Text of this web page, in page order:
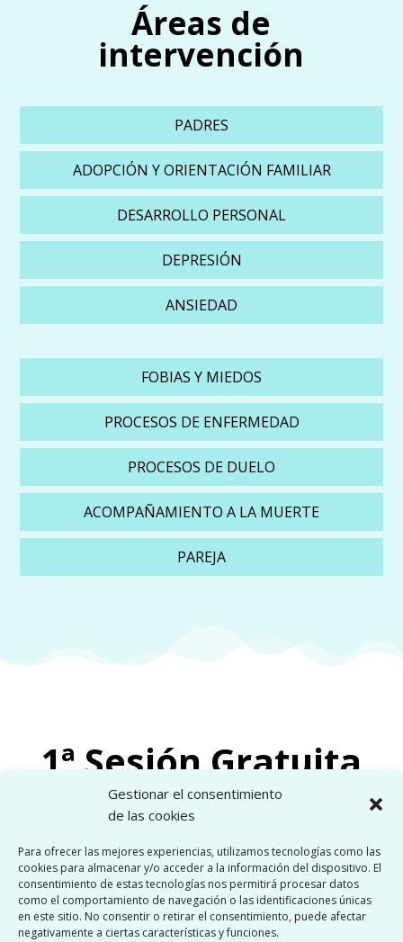
Gestionar el consentimiento
de las cookies
Para ofrecer las mejores experiencias, utilizamos tecnologías como las
cookies para almacenar y/o acceder a la información del dispositivo. El
consentimiento de estas tecnologías nos permitirá procesar datos
como el comportamiento de navegación o las identificaciones únicas
en este sitio. No consentir o retirar el consentimiento, puede afectar
negativamente a ciertas características y funciones.
Áreas de
intervención
PADRES
ADOPCIÓN Y ORIENTACIÓN FAMILIAR
DESARROLLO PERSONAL
DEPRESIÓN
ANSIEDAD
FOBIAS Y MIEDOS
PROCESOS DE ENFERMEDAD
PROCESOS DE DUELO
ACOMPAÑAMIENTO A LA MUERTE
PAREJA
1ª Sesión Gratuita
Sesión de 20 minutos de duración
para que me conozcas sin
compromiso
Pedir cita